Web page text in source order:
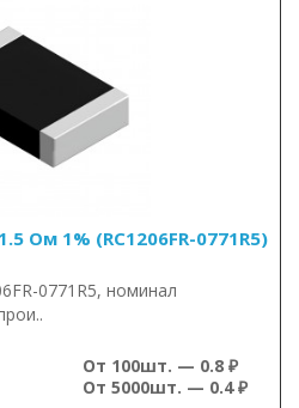
Ом 1% (RC1206FR-0771R5)
0771R5, номинал
От 100шт. — 0.8 ₽
От 5000шт. — 0.4 ₽